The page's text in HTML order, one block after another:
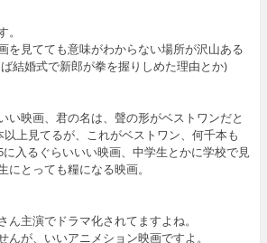
を見てても意味がわからない場所が沢山ある
結婚式で新郎が拳を握りしめた理由とか)
い映画、君の名は、聲の形がベストワンだと
上見てるが、これがベストワン、何千本も
入るぐらいいい映画、中学生とかに学校で見
とっても糧になる映画。
ん主演でドラマ化されてますよね。
んが、いいアニメション映画ですよ。